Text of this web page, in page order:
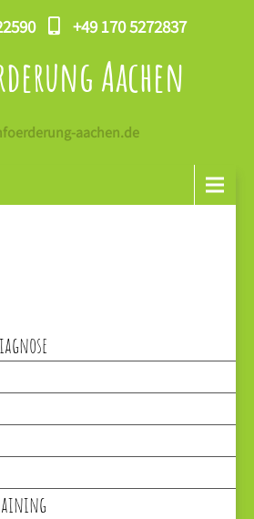
+49 170 5272837
Aachen
aachen.de